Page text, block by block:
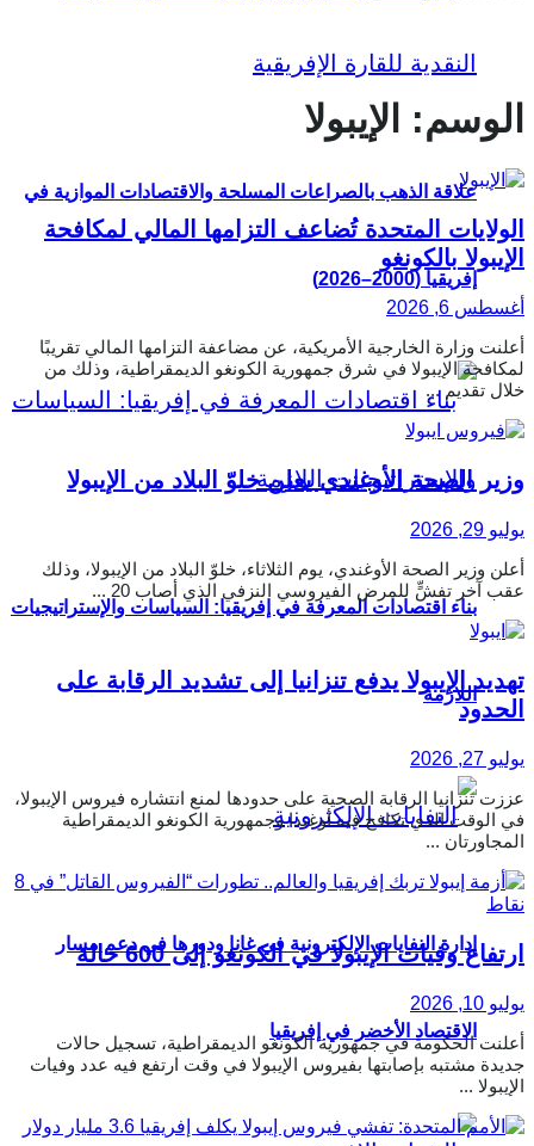
علاقة الذهب بالصراعات المسلحة والاقتصادات الموازية في
إفريقيا (2000–2026)
بناء اقتصادات المعرفة في إفريقيا: السياسات والإستراتيجيات
اللازمة
إدارة النفايات الإلكترونية في غانا ودورها في دعم مسار
الاقتصاد الأخضر في إفريقيا
الوسم: الإيبولا
الولايات المتحدة تُضاعف التزامها المالي لمكافحة
الإيبولا بالكونغو
أغسطس 6, 2026
أعلنت وزارة الخارجية الأمريكية، عن مضاعفة التزامها المالي تقريبًا
لمكافحة الإيبولا في شرق جمهورية الكونغو الديمقراطية، وذلك من
خلال تقديم ...
وزير الصحة الأوغندي يعلن خلوّ البلاد من الإيبولا
يوليو 29, 2026
أعلن وزير الصحة الأوغندي، يوم الثلاثاء، خلوّ البلاد من الإيبولا، وذلك
عقب آخر تفشٍّ للمرض الفيروسي النزفي الذي أصاب 20 ...
تهديد الإيبولا يدفع تنزانيا إلى تشديد الرقابة على
الحدود
يوليو 27, 2026
عززت تنزانيا الرقابة الصحية على حدودها لمنع انتشاره فيروس الإيبولا،
في الوقت الذي تكافح فيه أوغندا وجمهورية الكونغو الديمقراطية
المجاورتان ...
ارتفاع وفيات الإيبولا في الكونغو إلى 600 حالة
يوليو 10, 2026
أعلنت الحكومة في جمهورية الكونغو الديمقراطية، تسجيل حالات
جديدة مشتبه بإصابتها بفيروس الإيبولا في وقت ارتفع فيه عدد وفيات
الإيبولا ...